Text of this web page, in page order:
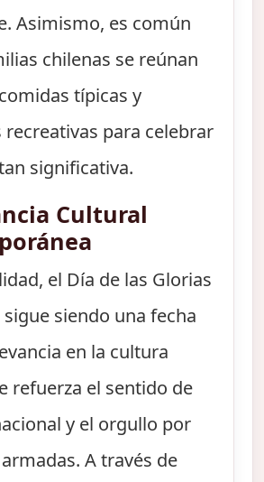
Asimismo, es común
chilenas se reúnan
típicas y
recreativas para celebrar
significativa.
Cultural
el Día de las Glorias
siendo una fecha
en la cultura
refuerza el sentido de
y el orgullo por
A través de